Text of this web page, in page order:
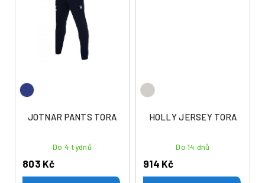
JOTNAR PANTS TORA
Do 4 týdnů
803 Kč
HOLLY JERSEY TORA
Do 14 dnů
914 Kč